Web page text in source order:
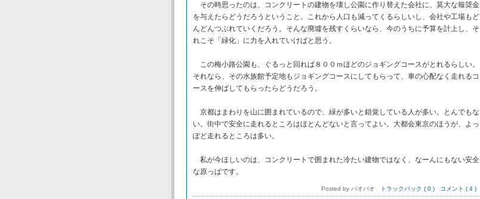
その時思ったのは、コンクリートの建物を壊し公園に作り替えた会社に、莫大な報奨金
を与えたらどうだろうということ。これから人口も減ってくるらしいし、会社や工場もど
んどんつぶれていくだろう。そんな廃墟を残すくらいなら、今のうちに予算を計上し、そ
れこそ「緑化」に力を入れていけばと思う。
この梅小路公園も、ぐるっと回れば８００ｍほどのジョギングコースがとれるらしい。
それなら、その水族館予定地もジョギングコースにしてもらって、車の心配なく走れるコ
ースを伸ばしてもらったらどうだろう。
京都はまわりを山に囲まれているので、緑が多いと錯覚している人が多い。とんでもな
い。街中で安全に走れるところはほとんどないと言ってよい。大都会東京のほうが、よっ
ぽど走れるところは多い。
私が今ほしいのは、コンクリートで囲まれた冷たい建物ではなく、なーんにもない安全
な原っぱです。
Posted by パオパオ トラックバック ( 0 ) コメント ( 4 )